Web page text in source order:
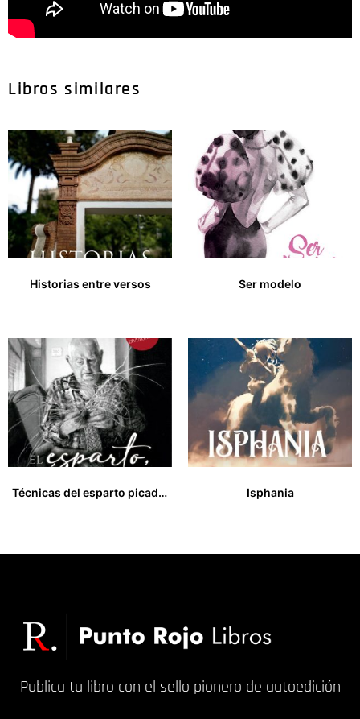
Libros similares
Historias entre versos
Ser modelo
Técnicas del esparto picado y crudo y mintajes de piezas de esparto
Isphania
Publica tu libro con el sello pionero de autoedición